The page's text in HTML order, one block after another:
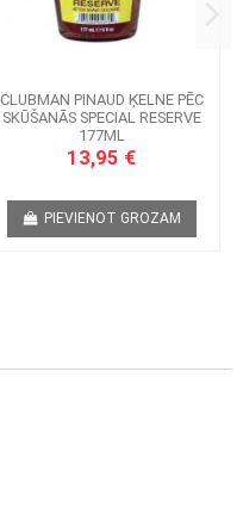
CLUBMAN PINAUD ĶELNE PĒC
SKŪŠANĀS SPECIAL RESERVE
177ML
13,95 €
PIEVIENOT GROZAM